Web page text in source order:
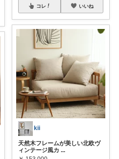
コレ いいね
kii
天然木フレームが美しい北欧ヴ
ィンテージ風カ ...